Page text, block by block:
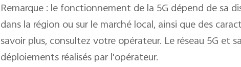
Remarque : le fonctionnement de la 5G dépend de sa
dans la région ou sur le marché local, ainsi que des
savoir plus, consultez votre opérateur. Le réseau 5G et
déploiements réalisés par l'opérateur.